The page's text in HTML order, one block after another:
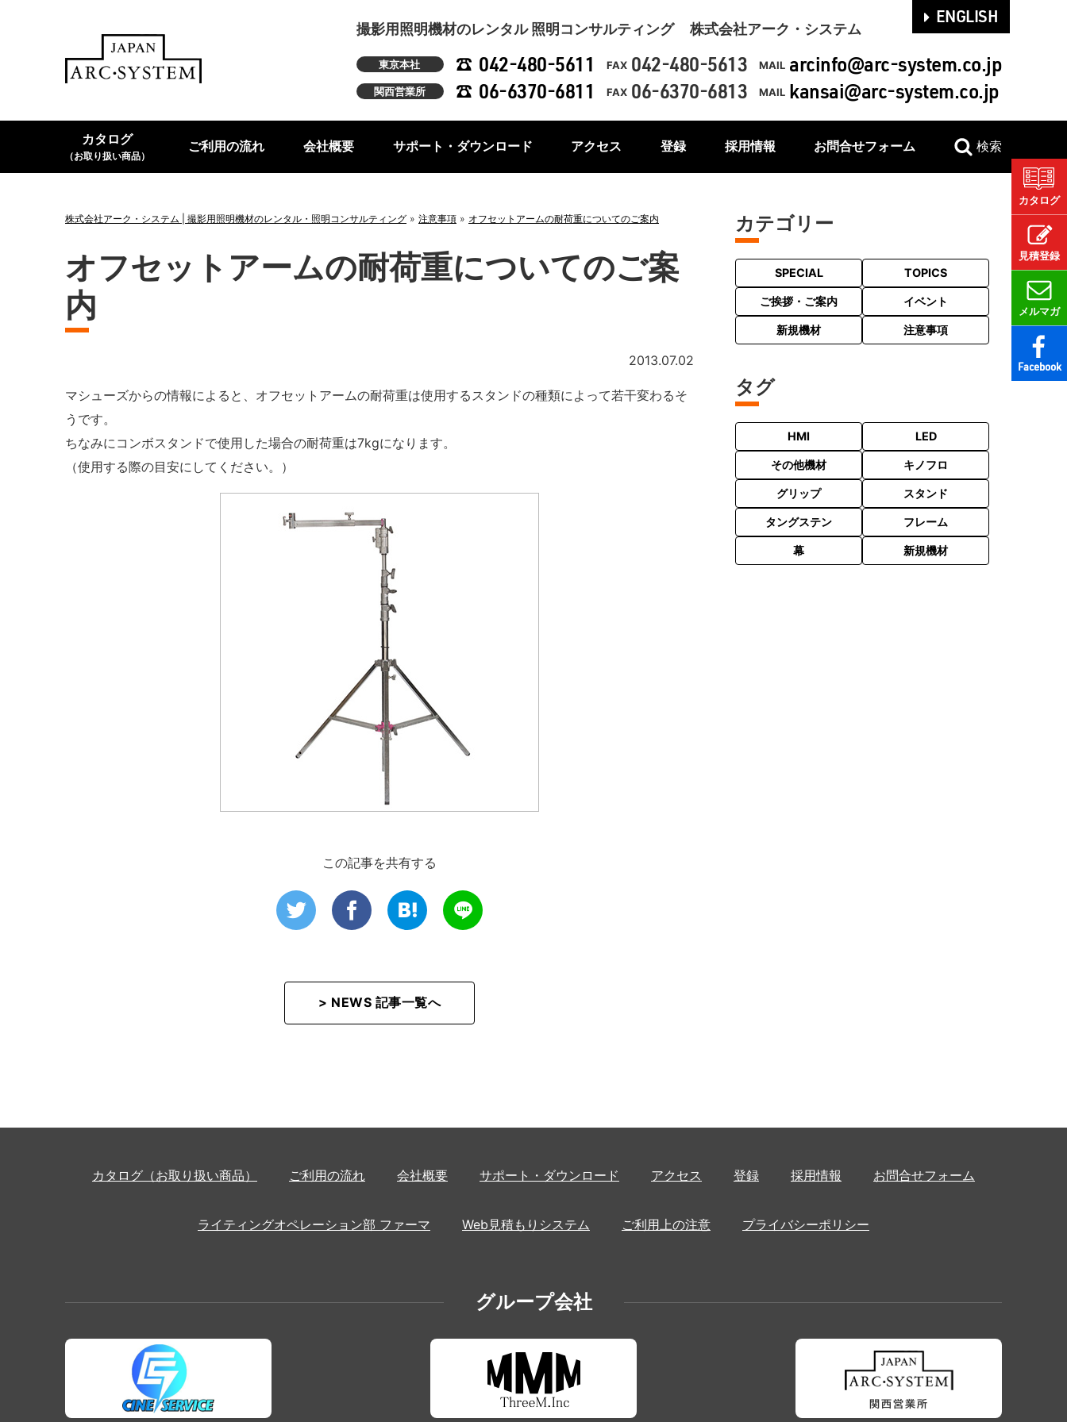
撮影用照明機材のレンタル 照明コンサルティング 株式会社アーク・システム
東京本社 042-480-5611 FAX 042-480-5613 MAIL arcinfo@arc-system.co.jp
関西営業所 06-6370-6811 FAX 06-6370-6813 MAIL kansai@arc-system.co.jp
ENGLISH
カタログ
（お取り扱い商品）
ご利用の流れ 会社概要 サポート・ダウンロード アクセス 登録 採用情報 お問合せフォーム 検索
カタログ
見積登録
メルマガ
Facebook
株式会社アーク・システム | 撮影用照明機材のレンタル・照明コンサルティング 注意事項 オフセットアームの耐荷重についてのご案内
オフセットアームの耐荷重についてのご案
内
2013.07.02
マシューズからの情報によると、オフセットアームの耐荷重は使用するスタンドの種類によって若干変わるそ
うです。
ちなみにコンボスタンドで使用した場合の耐荷重は7kgになります。
（使用する際の目安にしてください。）
この記事を共有する
> NEWS 記事一覧へ
カテゴリー
SPECIAL TOPICS
ご挨拶・ご案内 イベント
新規機材 注意事項
タグ
HMI LED
その他機材 キノフロ
グリップ スタンド
タングステン フレーム
幕 新規機材
カタログ（お取り扱い商品） ご利用の流れ 会社概要 サポート・ダウンロード アクセス 登録 採用情報 お問合せフォーム
ライティングオペレーション部 ファーマ Web見積もりシステム ご利用上の注意 プライバシーポリシー
グループ会社